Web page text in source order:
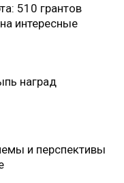
510 грантов
интересные
наград
и перспективы